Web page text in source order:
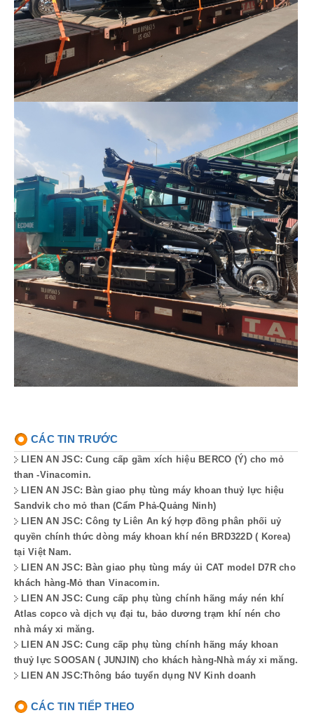
CÁC TIN TRƯỚC
LIEN AN JSC: Cung cấp gầm xích hiệu BERCO (Ý) cho mỏ
than -Vinacomin.
LIEN AN JSC: Bàn giao phụ tùng máy khoan thuỷ lực hiệu
Sandvik cho mỏ than (Cẩm Phả-Quảng Ninh)
LIEN AN JSC: Công ty Liên An ký hợp đồng phân phối uỷ
quyền chính thức dòng máy khoan khí nén BRD322D ( Korea)
tại Việt Nam.
LIEN AN JSC: Bàn giao phụ tùng máy ủi CAT model D7R cho
khách hàng-Mỏ than Vinacomin.
LIEN AN JSC: Cung cấp phụ tùng chính hãng máy nén khí
Atlas copco và dịch vụ đại tu, bảo dương trạm khí nén cho
nhà máy xi măng.
LIEN AN JSC: Cung cấp phụ tùng chính hãng máy khoan
thuỷ lực SOOSAN ( JUNJIN) cho khách hàng-Nhà máy xi măng.
LIEN AN JSC:Thông báo tuyển dụng NV Kinh doanh
CÁC TIN TIẾP THEO